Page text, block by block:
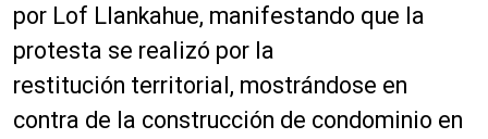
por Lof Llankahue, manifestando que la
protesta se realizó por la
restitución territorial, mostrándose en
contra de la construcción de condominio en